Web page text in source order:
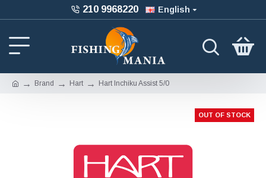
210 9968220 English
Brand Hart Hart Inchiku Assist 5/0
OUT OF STOCK